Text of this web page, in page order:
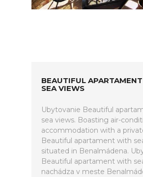
BEAUTIFUL
SEA VIEWS
Ubytovanie Beautiful
sea views. Boasting air-
accommodation with a
Beautiful apartament with
situated in Benalmádena.
Beautiful apartament with
nachádza v meste